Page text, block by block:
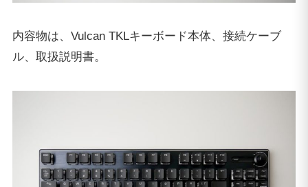
内容物は、Vulcan TKLキーボード本体、接続ケーブ
ル、取扱説明書。